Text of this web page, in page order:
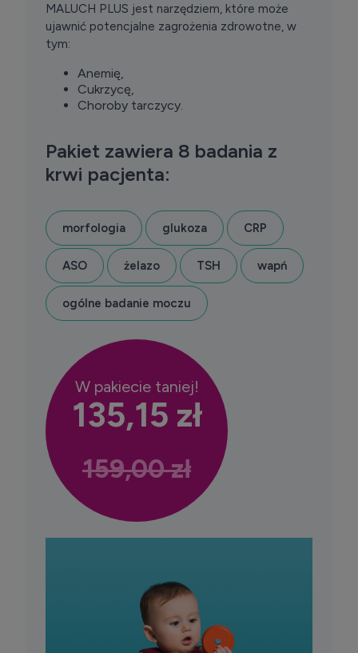
MALUCH PLUS jest narzędziem, które może
ujawnić potencjalne zagrożenia zdrowotne, w
tym:
Anemię,
Cukrzycę,
Choroby tarczycy.
Pakiet zawiera 8 badania z
krwi pacjenta:
morfologia glukoza CRP
ASO żelazo TSH wapń
ogólne badanie moczu
W pakiecie taniej!
135,15 zł
159,00 zł